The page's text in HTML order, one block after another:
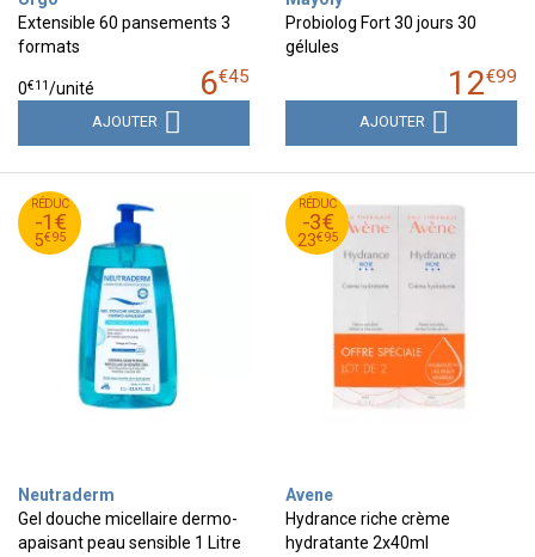
Extensible 60 pansements 3
formats
6€45
0€11/unité
AJOUTER
Probiolog Fort 30 jours 30
gélules
12€99
AJOUTER
RÉDUC
-1€
5€95
6
€
95
5
€
95
Neutraderm
Gel douche micellaire dermo-
apaisant peau sensible 1 Litre
RÉDUC
-3€
23€95
26
€
95
23
€
95
Avene
Hydrance riche crème
hydratante 2x40ml